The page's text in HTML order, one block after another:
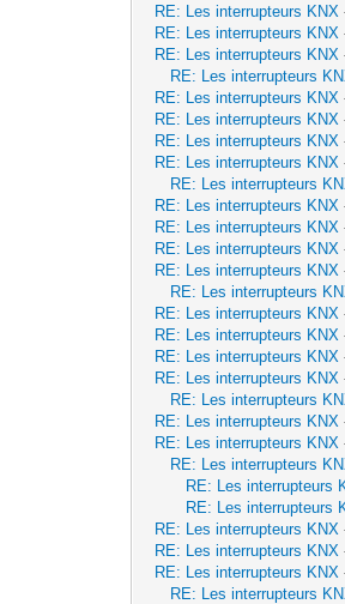
RE: Les interrupteurs KNX
RE: Les interrupteurs KNX
RE: Les interrupteurs KNX
RE: Les interrupteurs
RE: Les interrupteurs KNX
RE: Les interrupteurs KNX
RE: Les interrupteurs KNX
RE: Les interrupteurs KNX
RE: Les interrupteurs
RE: Les interrupteurs KNX
RE: Les interrupteurs KNX
RE: Les interrupteurs KNX
RE: Les interrupteurs KNX
RE: Les interrupteurs
RE: Les interrupteurs KNX
RE: Les interrupteurs KNX
RE: Les interrupteurs KNX
RE: Les interrupteurs KNX
RE: Les interrupteurs
RE: Les interrupteurs KNX
RE: Les interrupteurs KNX
RE: Les interrupteurs
RE: Les interrupteurs
RE: Les interrupteurs
RE: Les interrupteurs KNX
RE: Les interrupteurs KNX
RE: Les interrupteurs KNX
RE: Les interrupteurs